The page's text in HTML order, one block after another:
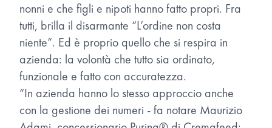
nonni e che figli e nipoti hanno fatto propri. Fra
tutti, brilla il disarmante “L’ordine non costa
niente”. Ed è proprio quello che si respira in
azienda: la volontà che tutto sia ordinato,
funzionale e fatto con accuratezza.
“In azienda hanno lo stesso approccio anche
con la gestione dei numeri - fa notare Maurizio